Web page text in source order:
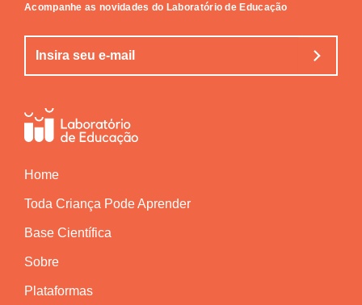
Acompanhe as novidades do Laboratório de Educação
Home
Toda Criança Pode Aprender
Base Científica
Sobre
Plataformas